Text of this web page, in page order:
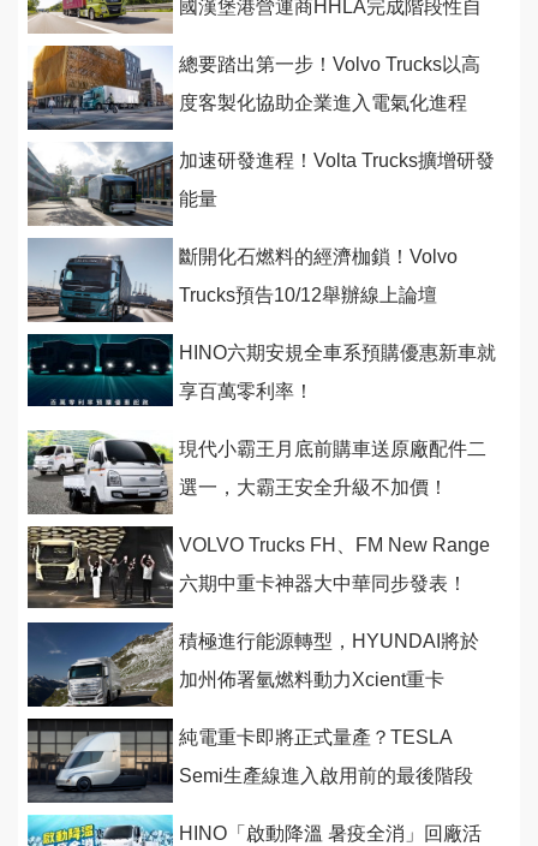
國漢堡港營運商HHLA完成階段性自
總要踏出第一步！Volvo Trucks以高
度客製化協助企業進入電氣化進程
加速研發進程！Volta Trucks擴增研發
能量
斷開化石燃料的經濟枷鎖！Volvo
Trucks預告10/12舉辦線上論壇
HINO六期安規全車系預購優惠新車就
享百萬零利率！
現代小霸王月底前購車送原廠配件二
選一，大霸王安全升級不加價！
VOLVO Trucks FH、FM New Range
六期中重卡神器大中華同步發表！
積極進行能源轉型，HYUNDAI將於
加州佈署氫燃料動力Xcient重卡
純電重卡即將正式量產？TESLA
Semi生產線進入啟用前的最後階段
HINO「啟動降溫 暑疫全消」回廠活